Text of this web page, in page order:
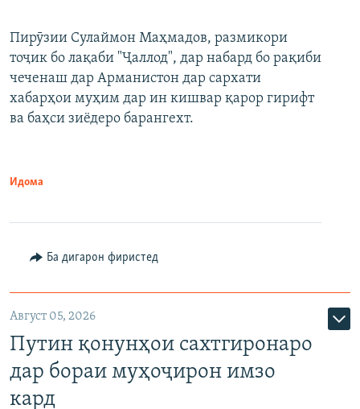
Auto 240p 360p 480p
720p 1080p
360p
480p
Пирӯзии Сулаймон Маҳмадов, размикори
тоҷик бо лақаби "Ҷаллод", дар набард бо рақиби
чеченаш дар Арманистон дар сархати
хабарҳои муҳим дар ин кишвар қарор гирифт
ва баҳси зиёдеро барангехт.
Идома
Ба дигарон фиристед
Август 05, 2026
Путин қонунҳои сахтгиронаро
дар бораи муҳоҷирон имзо
кард